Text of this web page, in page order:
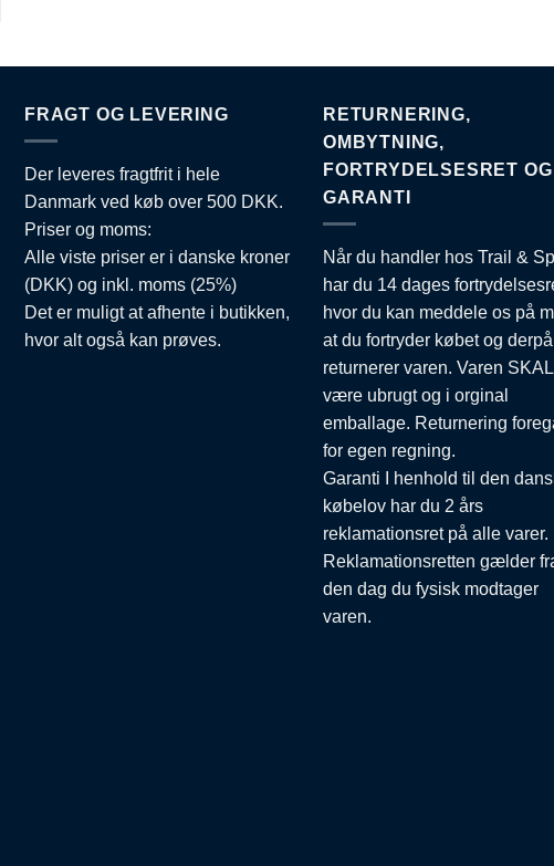
FRAGT OG LEVERING
Der leveres fragtfrit i hele
Danmark ved køb over 500 DKK.
Priser og moms:
Alle viste priser er i danske kroner
(DKK) og inkl. moms (25%)
Det er muligt at afhente i butikken,
hvor alt også kan prøves.
RETURNERING,
OMBYTNING,
FORTRYDELSESRET OG
GARANTI
Når du handler hos Trail &
har du 14 dages
hvor du kan meddele os på
at du fortryder købet og derpå
returnerer varen. Varen SKAL
være ubrugt og i orginal
emballage. Returnering
for egen regning.
Garanti I henhold til den
købelov har du 2 års
reklamationsret på alle varer.
Reklamationsretten gælder
den dag du fysisk modtager
varen.